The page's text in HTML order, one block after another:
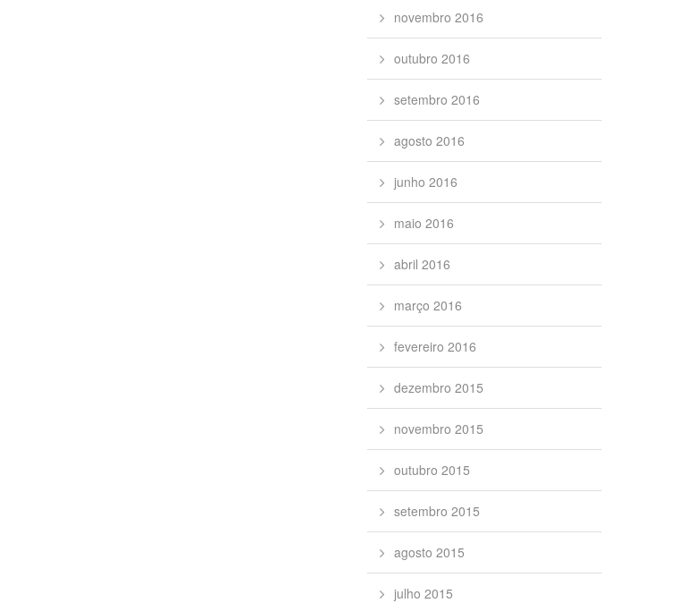
novembro 2016
outubro 2016
setembro 2016
agosto 2016
junho 2016
maio 2016
abril 2016
março 2016
fevereiro 2016
dezembro 2015
novembro 2015
outubro 2015
setembro 2015
agosto 2015
julho 2015